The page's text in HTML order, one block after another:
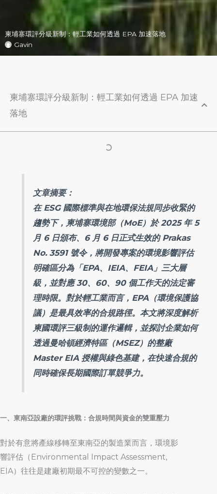
柬埔寨環評分級新制：輕工業如何透過 EPA 加速落地
Gavin
柬埔寨環評分級新制：輕工業如何透過 EPA 加速
落地
文章摘要：
在 ESG 國際標準與在地環保法規同步收緊的
趨勢下，柬埔寨環境部（MoE）於 2025 年 5
月 6 日頒布、6 月 6 日正式生效的 Prakas
No. 3591 號令，將開發專案的環境影響評估
明確區分為「EPA、IEIA、FEIA」三大層
級，並對應 30、60、90 個工作天的法定審
理時限。對於輕工業而言，EPA（環境保護協
議）是最具效率的合規路徑。本文將深度解析
柬國環評三級制的運作邏輯，並探討企業如何
透過曼哈頓經濟特區（MSEZ）的整廠
Master EIA 授權與綠色基建，在快速合規的
同時確保長期國際訂單競爭力。
一、東南亞設廠的環評挑戰：合規時間與資金的雙重壓力
對於有意將產線移轉至東南亞的製造業而言，環境影
響評估（Environmental Impact Assessment,
EIA）往往是建廠初期最不可控的變數之一。